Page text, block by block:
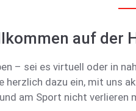
auf der
– sei es virtuell oder in
herzlich dazu ein, mit
am Sport nicht